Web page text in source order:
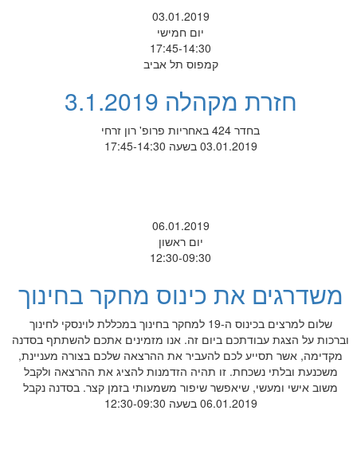
03.01.2019
יום חמישי
17:45-14:30
קמפוס תל אביב
חזרת מקהלה 3.1.2019
בחדר 424 באחריות פרופ' רון זרחי
03.01.2019 בשעה 17:45-14:30
06.01.2019
יום ראשון
12:30-09:30
משדרגים את כינוס מחקר בחינוך
שלום למרצים בכינוס ה-19 למחקר בחינוך במכללת לוינסקי לחינוך
וברכות על הצגת עבודתכם ביום זה. אנו מזמינים אתכם להשתתף בסדנה
מקדימה, אשר תסייע לכם להעביר את ההרצאה שלכם בצורה מעניינת,
משכנעת ובלתי נשכחת. זו תהיה הזדמנות להציג את ההרצאה ולקבל
משוב אישי ומעשי, שיאפשר שיפור משמעותי בזמן קצר. בסדנה נקבל
06.01.2019 בשעה 12:30-09:30